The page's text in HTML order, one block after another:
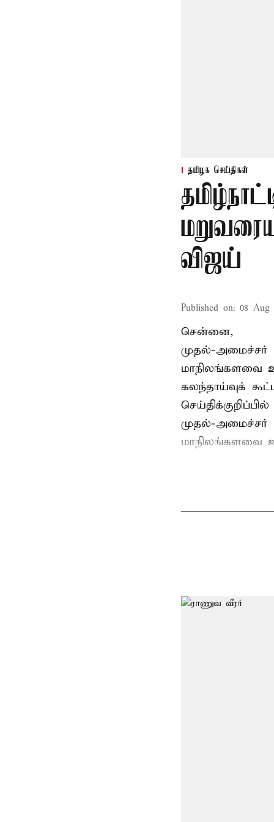
தமிழக செய்திகள்
விஜய்
Published on: 08 Aug
சென்னை,
முதல்-அமைச்சர்
மாநிலங்களவை
கலந்தாய்வுக்
முதல்-அமைச்சர்
மாநிலங்களவை